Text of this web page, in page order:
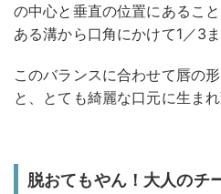
の中心と垂直の位置にあるこ
ある溝から口角にかけて1／3
このバランスに合わせて唇の
と、とても綺麗な口元に生まれ
脱おてもやん！大人のチ